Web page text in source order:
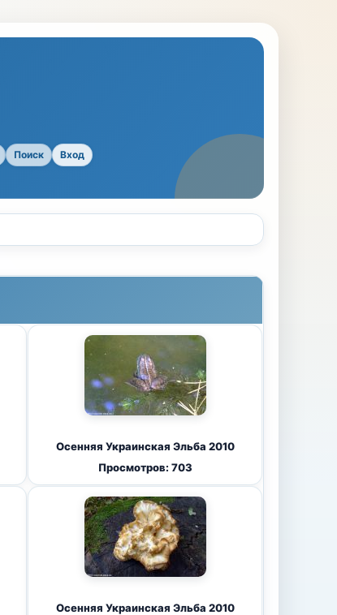
Поиск Вход
Осенняя Украинская Эльба 2010
Просмотров: 703
Осенняя Украинская Эльба 2010